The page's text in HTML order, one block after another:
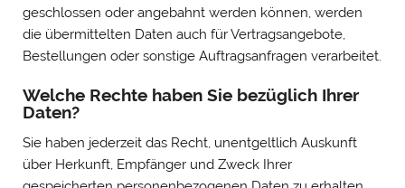
geschlossen oder angebahnt werden können, werden
die übermittelten Daten auch für Vertragsangebote,
Bestellungen oder sonstige Auftragsanfragen verarbeitet.
Welche Rechte haben Sie bezüglich Ihrer
Daten?
Sie haben jederzeit das Recht, unentgeltlich Auskunft
über Herkunft, Empfänger und Zweck Ihrer